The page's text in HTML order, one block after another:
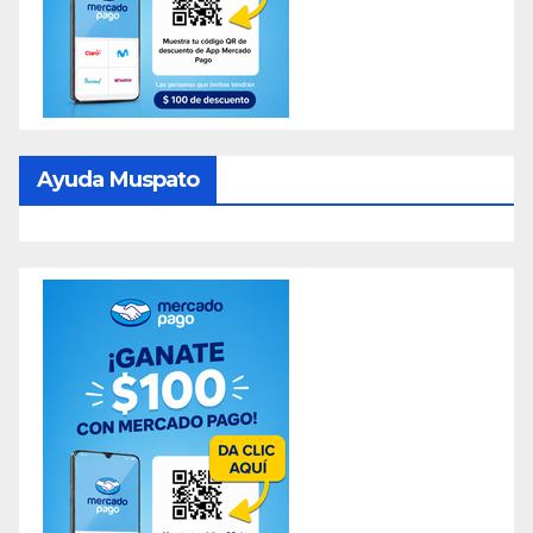
Ayuda Muspato